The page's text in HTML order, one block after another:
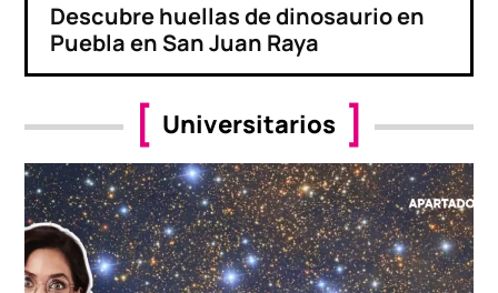
Descubre huellas de dinosaurio en
Puebla en San Juan Raya
Universitarios